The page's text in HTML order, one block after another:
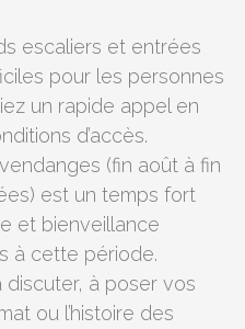
escaliers et entrées
pour les personnes
un rapide appel en
d’accès.
(fin août à fin
est un temps fort
et bienveillance
à cette période.
discuter, à poser vos
ou l’histoire des